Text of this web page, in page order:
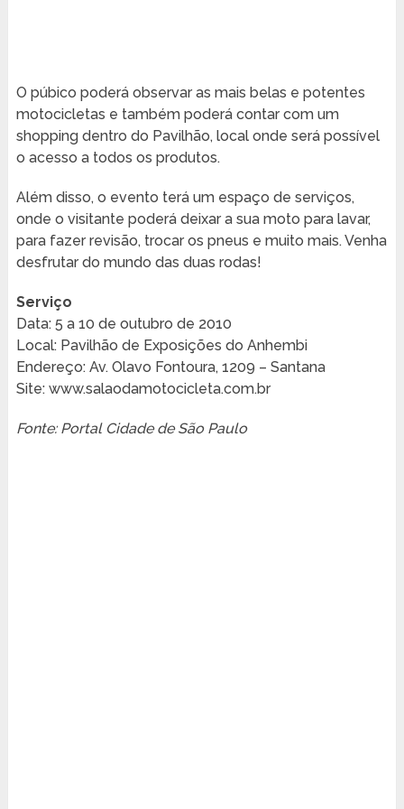
O púbico poderá observar as mais belas e potentes
motocicletas e também poderá contar com um
shopping dentro do Pavilhão, local onde será possível
o acesso a todos os produtos.
Além disso, o evento terá um espaço de serviços,
onde o visitante poderá deixar a sua moto para lavar,
para fazer revisão, trocar os pneus e muito mais. Venha
desfrutar do mundo das duas rodas!
Serviço
Data: 5 a 10 de outubro de 2010
Local: Pavilhão de Exposições do Anhembi
Endereço: Av. Olavo Fontoura, 1209 – Santana
Site: www.salaodamotocicleta.com.br
Fonte: Portal Cidade de São Paulo